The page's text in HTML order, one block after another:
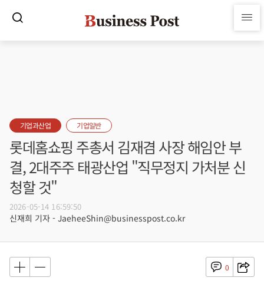
기업과산업 기업일반
롯데홈쇼핑 주총서 김재겸 사장 해임안 부
결, 2대주주 태광산업 "직무정지 가처분 신
청할 것"
2026-05-14 16:59:50
신재희 기자 - JaeheeShin@businesspost.co.kr
0